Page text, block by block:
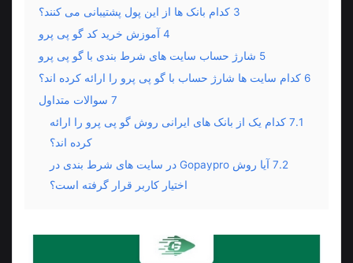
3 کدام بانک ها از این پول پشتیبانی می کنند؟
4 آموزش خرید کد گو پی پرو
5 شارژ حساب سایت های شرط بندی با گو پی پرو
6 کدام سایت ها شارژ حساب با گو پی پرو را ارائه کرده اند؟
7 سوالات متداول
7.1 کدام یک از بانک‌ های ایرانی روش گو پی پرو را ارائه
کرده‌ اند؟
7.2
آیا روش Gopaypro در سایت‌ های شرط‌ بندی در
اختیار کاربر قرار گرفته‌ است؟